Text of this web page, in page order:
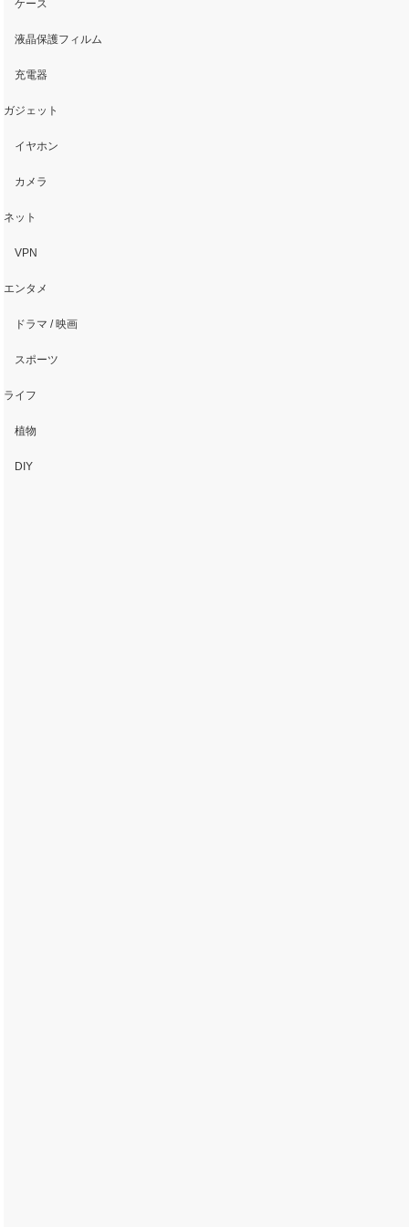
ケース
液晶保護フィルム
充電器
ガジェット
イヤホン
カメラ
ネット
VPN
エンタメ
ドラマ / 映画
スポーツ
ライフ
植物
DIY